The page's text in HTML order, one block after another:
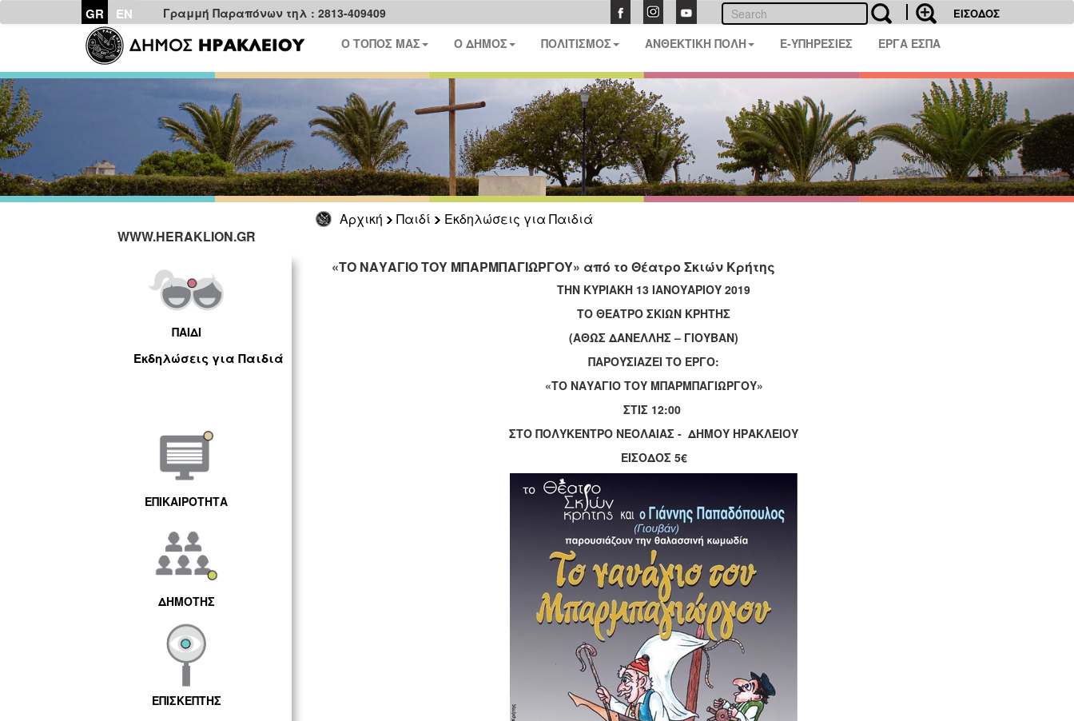
GR EN Γραμμή Παραπόνων τηλ : 2813-409409 ΕΙΣΟΔΟΣ
Ο ΤΟΠΟΣ ΜΑΣ Ο ΔΗΜΟΣ ΠΟΛΙΤΙΣΜΟΣ ΑΝΘΕΚΤΙΚΗ ΠΟΛΗ E-ΥΠΗΡΕΣΙΕΣ ΕΡΓΑ ΕΣΠΑ
Αρχική Παιδί
Εκδηλώσεις για Παιδιά
WWW.HERAKLION.GR
ΠΑΙΔΙ
Εκδηλώσεις για Παιδιά
ΕΠΙΚΑΙΡΟΤΗΤΑ
ΔΗΜΟΤΗΣ
ΕΠΙΣΚΕΠΤΗΣ
«ΤΟ ΝΑΥΑΓΙΟ ΤΟΥ ΜΠΑΡΜΠΑΓΙΩΡΓΟΥ» από το Θέατρο Σκιών Κρήτης
ΤΗΝ ΚΥΡΙΑΚΗ 13 ΙΑΝΟΥΑΡΙΟΥ 2019
ΤΟ ΘΕΑΤΡΟ ΣΚΙΩΝ ΚΡΗΤΗΣ
(ΑΘΩΣ ΔΑΝΕΛΛΗΣ – ΓΙΟΥΒΑΝ)
ΠΑΡΟΥΣΙΑΖΕΙ ΤΟ ΕΡΓΟ:
«ΤΟ ΝΑΥΑΓΙΟ ΤΟΥ ΜΠΑΡΜΠΑΓΙΩΡΓΟΥ»
ΣΤΙΣ 12:00
ΣΤΟ ΠΟΛΥΚΕΝΤΡΟ ΝΕΟΛΑΙΑΣ - ΔΗΜΟΥ ΗΡΑΚΛΕΙΟΥ
ΕΙΣΟΔΟΣ 5€